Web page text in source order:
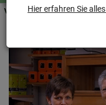
Verkäufer vor Ort
Hier erfahren Sie